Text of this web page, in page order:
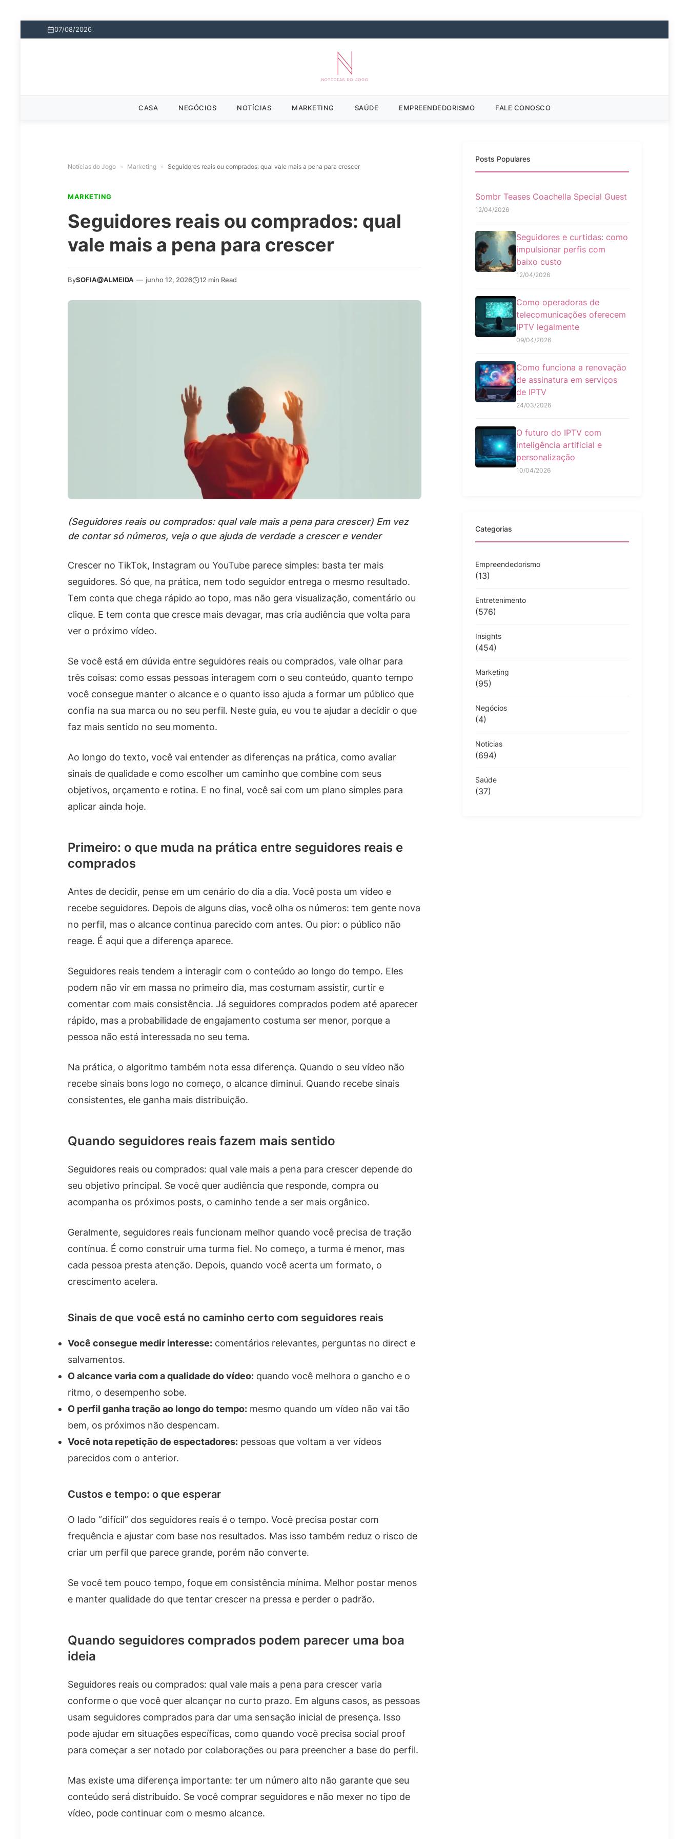
07/08/2026
CASA NEGÓCIOS NOTÍCIAS MARKETING SAÚDE EMPREENDEDORISMO FALE CONOSCO
Notícias do Jogo » Marketing » Seguidores reais ou comprados: qual vale mais a pena para crescer
MARKETING
Seguidores reais ou comprados: qual
vale mais a pena para crescer
BySOFIA@ALMEIDA — junho 12, 2026 12 min Read
(Seguidores reais ou comprados: qual vale mais a pena para crescer) Em vez
de contar só números, veja o que ajuda de verdade a crescer e vender
Crescer no TikTok, Instagram ou YouTube parece simples: basta ter mais
seguidores. Só que, na prática, nem todo seguidor entrega o mesmo resultado.
Tem conta que chega rápido ao topo, mas não gera visualização, comentário ou
clique. E tem conta que cresce mais devagar, mas cria audiência que volta para
ver o próximo vídeo.
Se você está em dúvida entre seguidores reais ou comprados, vale olhar para
três coisas: como essas pessoas interagem com o seu conteúdo, quanto tempo
você consegue manter o alcance e o quanto isso ajuda a formar um público que
confia na sua marca ou no seu perfil. Neste guia, eu vou te ajudar a decidir o que
faz mais sentido no seu momento.
Ao longo do texto, você vai entender as diferenças na prática, como avaliar
sinais de qualidade e como escolher um caminho que combine com seus
objetivos, orçamento e rotina. E no final, você sai com um plano simples para
aplicar ainda hoje.
Primeiro: o que muda na prática entre seguidores reais e
comprados
Antes de decidir, pense em um cenário do dia a dia. Você posta um vídeo e
recebe seguidores. Depois de alguns dias, você olha os números: tem gente nova
no perfil, mas o alcance continua parecido com antes. Ou pior: o público não
reage. É aqui que a diferença aparece.
Seguidores reais tendem a interagir com o conteúdo ao longo do tempo. Eles
podem não vir em massa no primeiro dia, mas costumam assistir, curtir e
comentar com mais consistência. Já seguidores comprados podem até aparecer
rápido, mas a probabilidade de engajamento costuma ser menor, porque a
pessoa não está interessada no seu tema.
Na prática, o algoritmo também nota essa diferença. Quando o seu vídeo não
recebe sinais bons logo no começo, o alcance diminui. Quando recebe sinais
consistentes, ele ganha mais distribuição.
Quando seguidores reais fazem mais sentido
Seguidores reais ou comprados: qual vale mais a pena para crescer depende do
seu objetivo principal. Se você quer audiência que responde, compra ou
acompanha os próximos posts, o caminho tende a ser mais orgânico.
Geralmente, seguidores reais funcionam melhor quando você precisa de tração
contínua. É como construir uma turma fiel. No começo, a turma é menor, mas
cada pessoa presta atenção. Depois, quando você acerta um formato, o
crescimento acelera.
Sinais de que você está no caminho certo com seguidores reais
Você consegue medir interesse: comentários relevantes, perguntas no direct e
salvamentos.
O alcance varia com a qualidade do vídeo: quando você melhora o gancho e o
ritmo, o desempenho sobe.
O perfil ganha tração ao longo do tempo: mesmo quando um vídeo não vai tão
bem, os próximos não despencam.
Você nota repetição de espectadores: pessoas que voltam a ver vídeos
parecidos com o anterior.
Custos e tempo: o que esperar
O lado “difícil” dos seguidores reais é o tempo. Você precisa postar com
frequência e ajustar com base nos resultados. Mas isso também reduz o risco de
criar um perfil que parece grande, porém não converte.
Se você tem pouco tempo, foque em consistência mínima. Melhor postar menos
e manter qualidade do que tentar crescer na pressa e perder o padrão.
Quando seguidores comprados podem parecer uma boa
ideia
Seguidores reais ou comprados: qual vale mais a pena para crescer varia
conforme o que você quer alcançar no curto prazo. Em alguns casos, as pessoas
usam seguidores comprados para dar uma sensação inicial de presença. Isso
pode ajudar em situações específicas, como quando você precisa social proof
para começar a ser notado por colaborações ou para preencher a base do perfil.
Mas existe uma diferença importante: ter um número alto não garante que seu
conteúdo será distribuído. Se você comprar seguidores e não mexer no tipo de
vídeo, pode continuar com o mesmo alcance.
Posts Populares
Sombr Teases Coachella Special Guest
12/04/2026
Seguidores e curtidas: como
impulsionar perfis com
baixo custo
12/04/2026
Como operadoras de
telecomunicações oferecem
IPTV legalmente
09/04/2026
Como funciona a renovação
de assinatura em serviços
de IPTV
24/03/2026
O futuro do IPTV com
inteligência artificial e
personalização
10/04/2026
Categorias
Empreendedorismo
(13)
Entretenimento
(576)
Insights
(454)
Marketing
(95)
Negócios
(4)
Notícias
(694)
Saúde
(37)